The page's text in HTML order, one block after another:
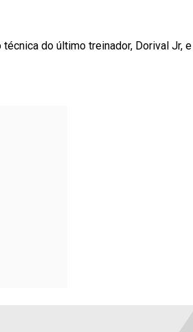
do último treinador, Dorival Jr,